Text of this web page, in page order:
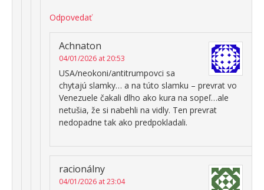
Odpovedať
Achnaton
04/01/2026 at 20:53
USA/neokoni/antitrumpovci sa
chytajú slamky… a na túto slamku – prevrat vo
Venezuele čakali dlho ako kura na sopeľ…ale
netušia, že si nabehli na vidly. Ten prevrat
nedopadne tak ako predpokladali.
racionálny
04/01/2026 at 23:04